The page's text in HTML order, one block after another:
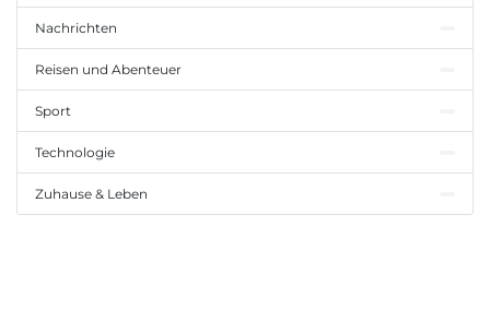
Nachrichten
Reisen und Abenteuer
Sport
Technologie
Zuhause & Leben